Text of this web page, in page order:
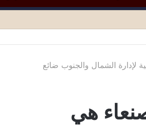
لإدارة الشمال والجنوب ضائع
هي